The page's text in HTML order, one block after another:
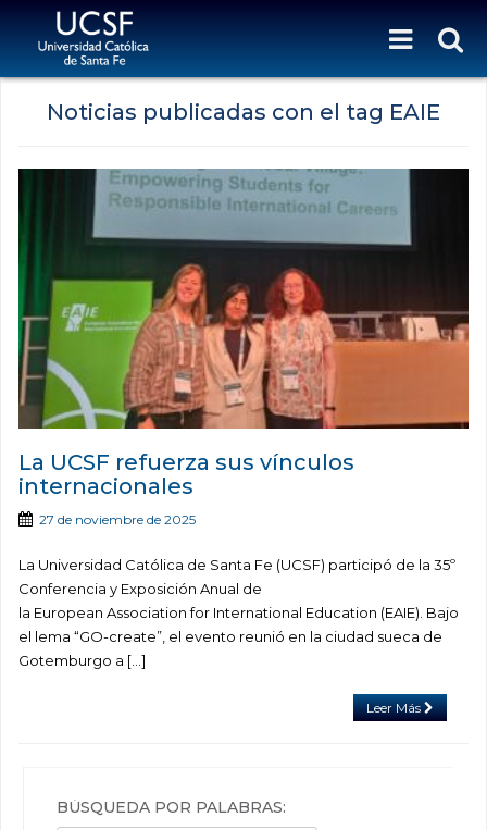
Noticias publicadas con el tag EAIE
La UCSF refuerza sus vínculos
internacionales
27 de noviembre de 2025
La Universidad Católica de Santa Fe (UCSF) participó de la 35º
Conferencia y Exposición Anual de
la European Association for International Education (EAIE). Bajo
el lema “GO-create”, el evento reunió en la ciudad sueca de
Gotemburgo a […]
Leer Más
BÚSQUEDA POR PALABRAS: